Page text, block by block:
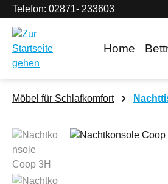
Hauptinhalt springen
Zur Suche springen
Zur Hauptnavigation springen
Telefon: 02871- 233603
Home
Möbel für Schlafkomfort
Bildergalerie überspringen